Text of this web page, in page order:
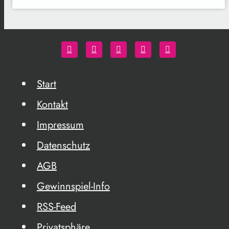
Start
Kontakt
Impressum
Datenschutz
AGB
Gewinnspiel-Info
RSS-Feed